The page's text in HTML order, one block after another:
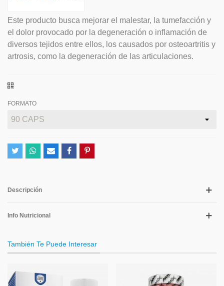
Este producto busca mejorar el malestar, la tumefacción y
el dolor provocado por la degeneración o inflamación de
diversos tejidos entre ellos, los causados por osteoartritis y
artrosis, como la degeneración de las articulaciones.
FORMATO
Descripción
Info Nutricional
También Te Puede Interesar